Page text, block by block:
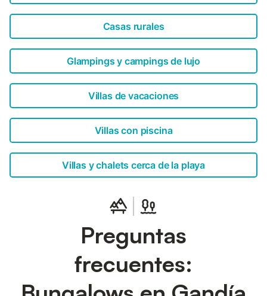
Casas rurales
Glampings y campings de lujo
Villas de vacaciones
Villas con piscina
Villas y chalets cerca de la playa
Preguntas
frecuentes: